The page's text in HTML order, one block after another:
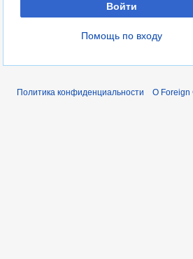
Войти
Помощь по входу
Политика конфиденциальности О Foreign